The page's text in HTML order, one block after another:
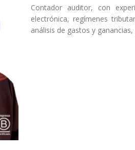
Contador auditor, con
electrónica, regímenes
análisis de gastos y